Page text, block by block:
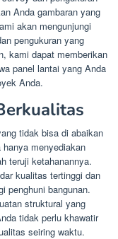
Anda gambaran yang
akan mengunjungi
pengukuran yang
kami dapat memberikan
panel lantai yang Anda
Anda.
tidak bisa di abaikan
menyediakan
teruji ketahanannya.
kualitas tertinggi dan
penghuni bangunan.
struktural yang
tidak perlu khawatir
seiring waktu.